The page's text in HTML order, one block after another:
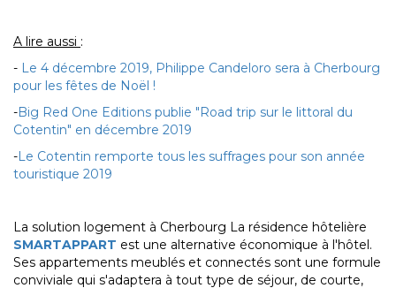
A lire aussi :
- Le 4 décembre 2019, Philippe Candeloro sera à Cherbourg
pour les fêtes de Noël !
-Big Red One Editions publie "Road trip sur le littoral du
Cotentin" en décembre 2019
-Le Cotentin remporte tous les suffrages pour son année
touristique 2019
La solution logement à Cherbourg La résidence hôtelière
SMARTAPPART est une alternative économique à l'hôtel.
Ses appartements meublés et connectés sont une formule
conviviale qui s'adaptera à tout type de séjour, de courte,